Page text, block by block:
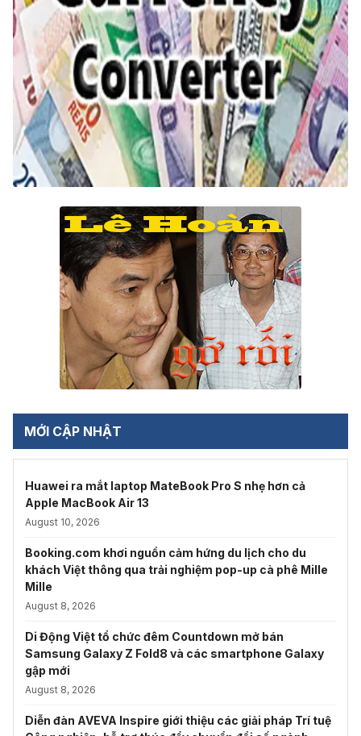
MỚI CẬP NHẬT
Huawei ra mắt laptop MateBook Pro S nhẹ hơn cả
Apple MacBook Air 13
August 10, 2026
Booking.com khơi nguồn cảm hứng du lịch cho du
khách Việt thông qua trải nghiệm pop-up cà phê Mille
Mille
August 8, 2026
Di Động Việt tổ chức đêm Countdown mở bán
Samsung Galaxy Z Fold8 và các smartphone Galaxy
gập mới
August 8, 2026
Diễn đàn AVEVA Inspire giới thiệu các giải pháp Trí tuệ